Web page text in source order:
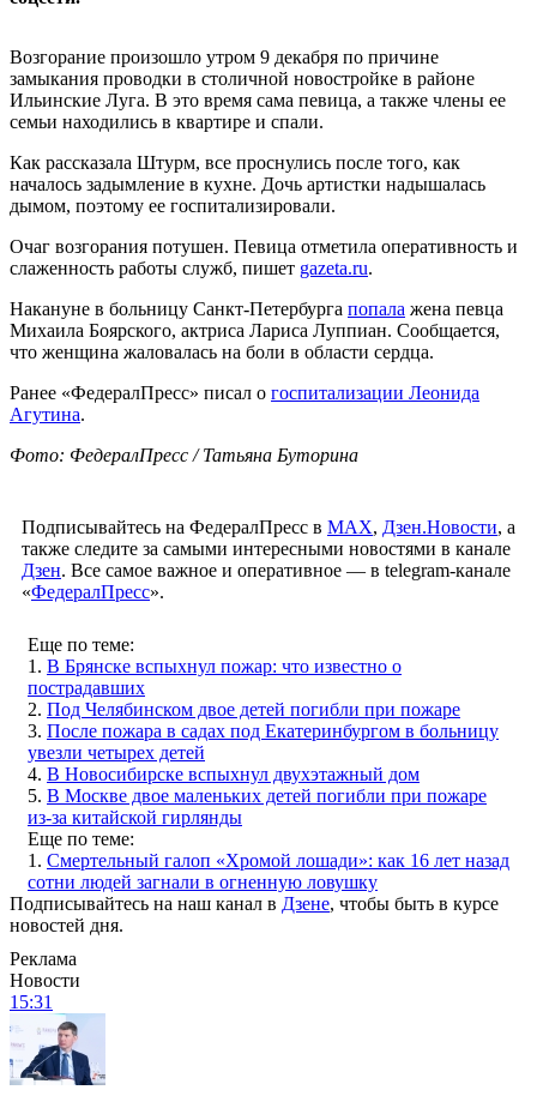
Возгорание произошло утром 9 декабря по причине
замыкания проводки в столичной новостройке в районе
Ильинские Луга. В это время сама певица, а также члены ее
семьи находились в квартире и спали.
Как рассказала Штурм, все проснулись после того, как
началось задымление в кухне. Дочь артистки надышалась
дымом, поэтому ее госпитализировали.
Очаг возгорания потушен. Певица отметила оперативность и
слаженность работы служб, пишет gazeta.ru.
Накануне в больницу Санкт-Петербурга попала жена певца
Михаила Боярского, актриса Лариса Луппиан. Сообщается,
что женщина жаловалась на боли в области сердца.
Ранее «ФедералПресс» писал о госпитализации Леонида
Агутина.
Фото: ФедералПресс / Татьяна Буторина
Подписывайтесь на ФедералПресс в МАХ, Дзен.Новости, а
также следите за самыми интересными новостями в канале
Дзен. Все самое важное и оперативное — в telegram-канале
«ФедералПресс».
Еще по теме:
1. В Брянске вспыхнул пожар: что известно о
пострадавших
2. Под Челябинском двое детей погибли при пожаре
3. После пожара в садах под Екатеринбургом в больницу
увезли четырех детей
4. В Новосибирске вспыхнул двухэтажный дом
5. В Москве двое маленьких детей погибли при пожаре
из-за китайской гирлянды
Еще по теме:
1. Смертельный галоп «Хромой лошади»: как 16 лет назад
сотни людей загнали в огненную ловушку
Подписывайтесь на наш канал в Дзене, чтобы быть в курсе
новостей дня.
Реклама
Новости
15:31